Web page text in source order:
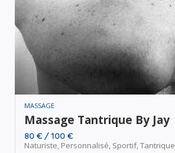
MASSAGE
Massage Tantrique By Jay
80 € / 100 €
Naturiste, Personnalisé, Sportif,Tantrique